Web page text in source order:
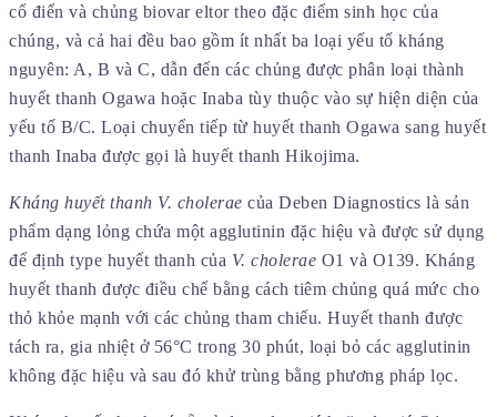
cổ điển và chủng biovar eltor theo đặc điểm sinh học của
chúng, và cả hai đều bao gồm ít nhất ba loại yếu tố kháng
nguyên: A, B và C, dẫn đến các chủng được phân loại thành
huyết thanh Ogawa hoặc Inaba tùy thuộc vào sự hiện diện của
yếu tố B/C. Loại chuyển tiếp từ huyết thanh Ogawa sang huyết
thanh Inaba được gọi là huyết thanh Hikojima.
Kháng huyết thanh V. cholerae của Deben Diagnostics là sản
phẩm dạng lỏng chứa một agglutinin đặc hiệu và được sử dụng
để định type huyết thanh của V. cholerae O1 và O139. Kháng
huyết thanh được điều chế bằng cách tiêm chủng quá mức cho
thỏ khỏe mạnh với các chủng tham chiếu. Huyết thanh được
tách ra, gia nhiệt ở 56°C trong 30 phút, loại bỏ các agglutinin
không đặc hiệu và sau đó khử trùng bằng phương pháp lọc.